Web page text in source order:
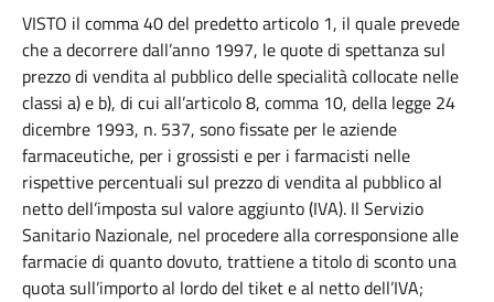
VISTO il comma 40 del predetto articolo 1, il quale prevede
che a decorrere dall’anno 1997, le quote di spettanza sul
prezzo di vendita al pubblico delle specialità collocate nelle
classi a) e b), di cui all’articolo 8, comma 10, della legge 24
dicembre 1993, n. 537, sono fissate per le aziende
farmaceutiche, per i grossisti e per i farmacisti nelle
rispettive percentuali sul prezzo di vendita al pubblico al
netto dell’imposta sul valore aggiunto (IVA). Il Servizio
Sanitario Nazionale, nel procedere alla corresponsione alle
farmacie di quanto dovuto, trattiene a titolo di sconto una
quota sull’importo al lordo del tiket e al netto dell’IVA;